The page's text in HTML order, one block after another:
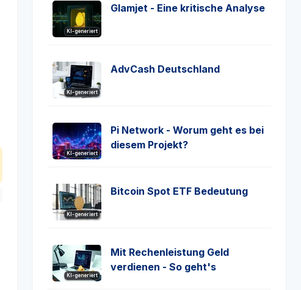
KI-generiert
Glamjet - Eine kritische Analyse
KI-generiert
AdvCash Deutschland
KI-generiert
Pi Network - Worum geht es bei
diesem Projekt?
KI-generiert
Bitcoin Spot ETF Bedeutung
KI-generiert
Mit Rechenleistung Geld
verdienen - So geht's